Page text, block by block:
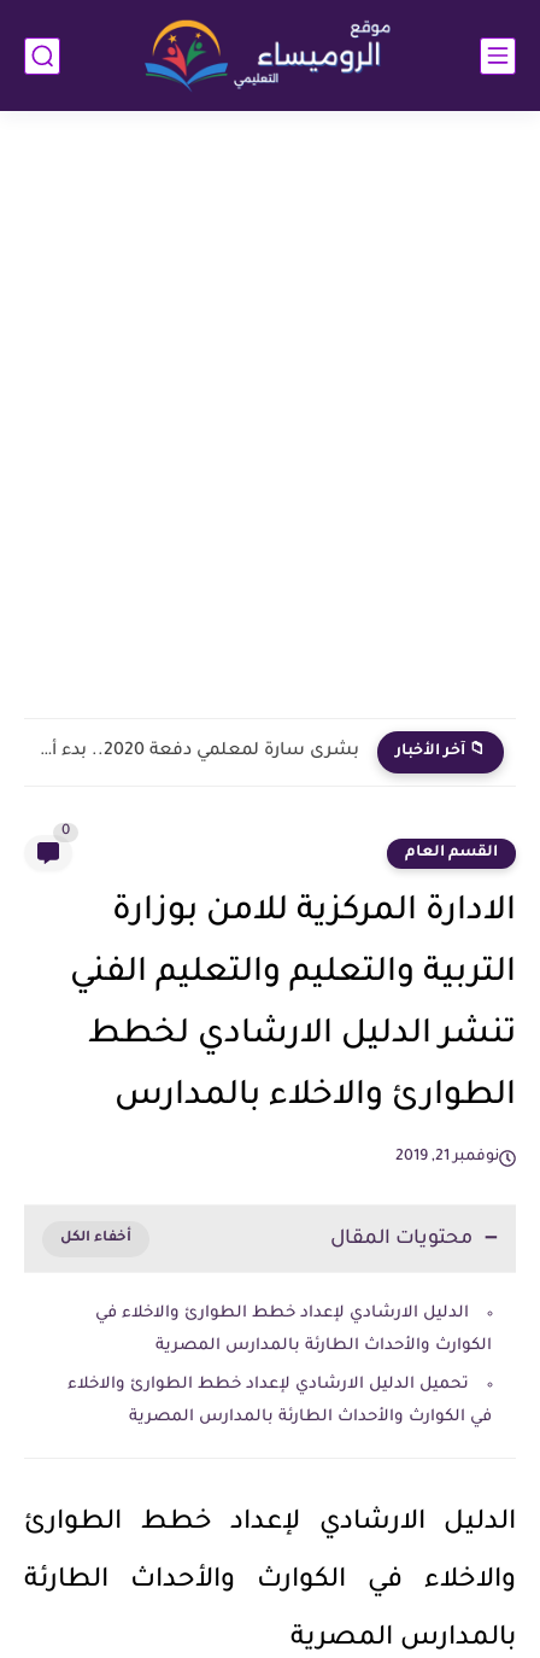
📁 آخر الأخبار بشرى سارة لمعلمي دفعة 2020.. بدء أول خطوة رسمية في...
القسم العام
0
الادارة المركزية للامن بوزارة
التربية والتعليم والتعليم الفني
تنشر الدليل الارشادي لخطط
الطوارئ والاخلاء بالمدارس
نوفمبر 21, 2019
محتويات المقال
الدليل الارشادي لإعداد خطط الطوارئ والاخلاء في
الكوارث والأحداث الطارئة بالمدارس المصرية
تحميل الدليل الارشادي لإعداد خطط الطوارئ والاخلاء
في الكوارث والأحداث الطارئة بالمدارس المصرية
الدليل الارشادي لإعداد خطط الطوارئ
والاخلاء في الكوارث والأحداث الطارئة
بالمدارس المصرية